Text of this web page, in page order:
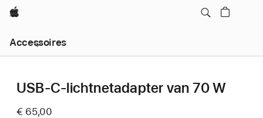
Apple
Accessoires
Nav
Open
USB‑C-lichtnetadapter van 70 W
€ 65,00